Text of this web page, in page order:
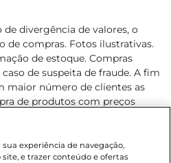
de divergência de valores, o
de compras. Fotos ilustrativas.
de estoque. Compras
de suspeita de fraude. A fim
maior número de clientes as
de produtos com preços
condições são exclusivos para
o dia de hoje, podendo
notificação. Proibida a venda
experiência de navegação,
e trazer conteúdo e ofertas